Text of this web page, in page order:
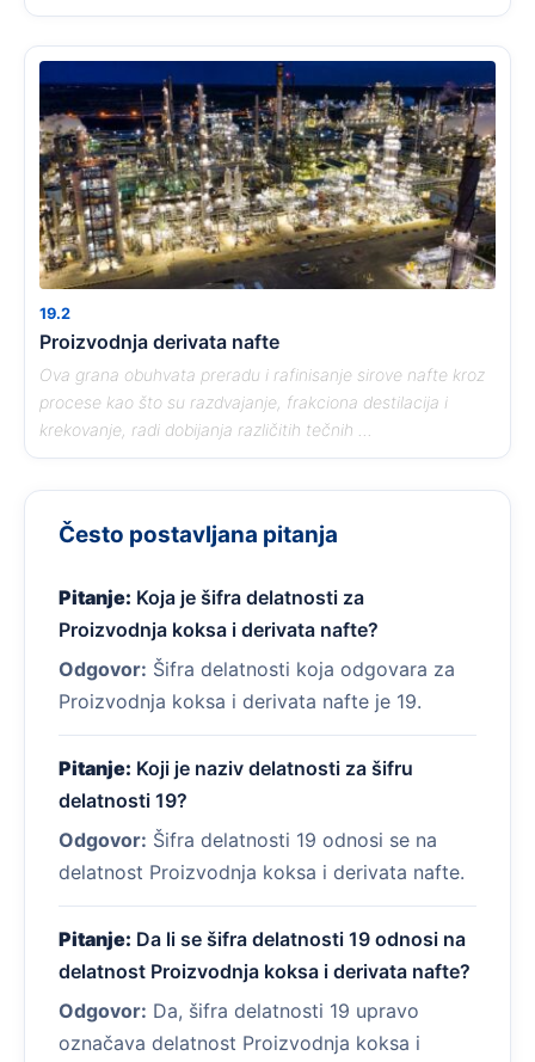
19.2
Proizvodnja derivata nafte
Ova grana obuhvata preradu i rafinisanje sirove nafte kroz
procese kao što su razdvajanje, frakciona destilacija i
krekovanje, radi dobijanja različitih tečnih ...
Često postavljana pitanja
Pitanje: Koja je šifra delatnosti za
Proizvodnja koksa i derivata nafte?
Odgovor: Šifra delatnosti koja odgovara za
Proizvodnja koksa i derivata nafte je 19.
Pitanje: Koji je naziv delatnosti za šifru
delatnosti 19?
Odgovor: Šifra delatnosti 19 odnosi se na
delatnost Proizvodnja koksa i derivata nafte.
Pitanje: Da li se šifra delatnosti 19 odnosi na
delatnost Proizvodnja koksa i derivata nafte?
Odgovor: Da, šifra delatnosti 19 upravo
označava delatnost Proizvodnja koksa i